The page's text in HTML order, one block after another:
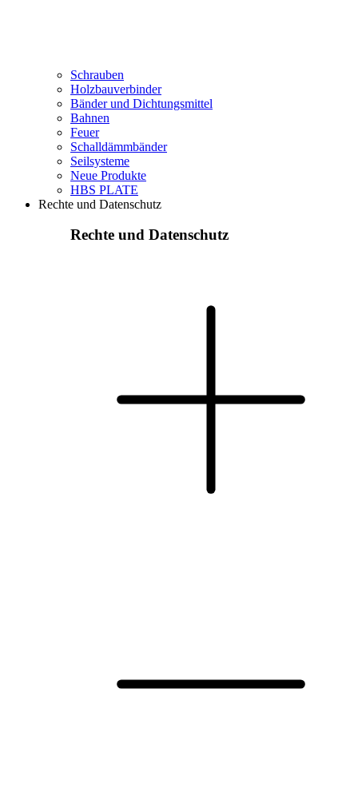
Schrauben
Holzbauverbinder
Bänder und Dichtungsmittel
Bahnen
Feuer
Schalldämmbänder
Seilsysteme
Neue Produkte
HBS PLATE
Rechte und Datenschutz
Rechte und Datenschutz